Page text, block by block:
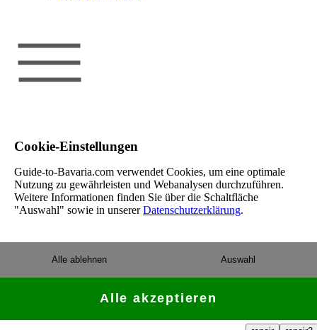
Cookie-Einstellungen
Guide-to-Bavaria.com verwendet Cookies, um eine optimale
Nutzung zu gewährleisten und Webanalysen durchzuführen.
Weitere Informationen finden Sie über die Schaltfläche
"Auswahl" sowie in unsererDatenschutzerklärung.
Auswahl
Alle ablehnen
Alle akzeptieren